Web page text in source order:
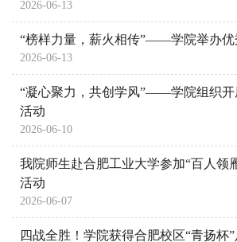
2026-06-13
“榜样力量，薪火相传”——学院举办优
2026-06-13
“凝心聚力，共创学风”——学院组织开
活动
2026-06-10
我院师生赴合肥工业大学参加“百人领
活动
2026-06-07
四战全胜！学院获得合肥校区“青扬杯